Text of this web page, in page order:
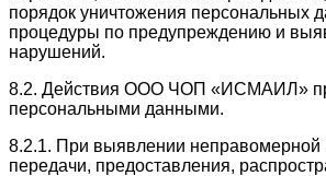
порядок уничтожения персональных
процедуры по предупреждению и
нарушений.
8.2. Действия ООО ЧОП «ИСМАИЛ»
персональными данными.
8.2.1. При выявлении неправомерной
передачи, предоставления,